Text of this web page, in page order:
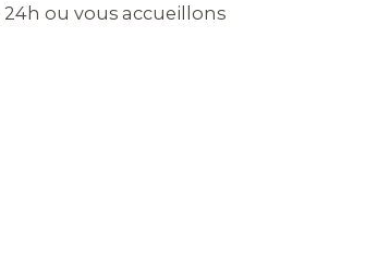
24h ou vous accueillons